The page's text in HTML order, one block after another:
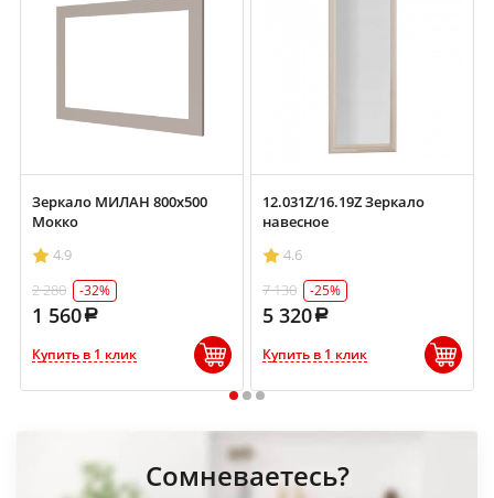
Зеркало МИЛАН 800х500
Мокко
4.9
2 280
-32%
1 560
Купить в 1 клик
12.031Z/16.19Z Зеркало
навесное
4.6
7 130
-25%
5 320
Купить в 1 клик
1 2 3
Сомневаетесь?